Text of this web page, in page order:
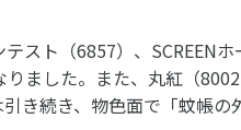
スト（6857）、SCREEN
ました。また、丸紅（
き続き、物色面で「蚊帳の